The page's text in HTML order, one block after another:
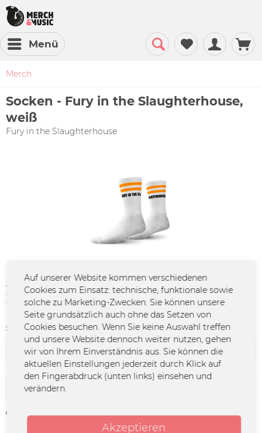
Menü
Merch
Socken - Fury in the Slaughterhouse,
weiß
Fury in the Slaughterhouse
24,99 € *
*inkl. MwSt.zzgl. Versandkosten
Sockengrößen:
Merken
Auf unserer Website kommen verschiedenen
Cookies zum Einsatz: technische, funktionale sowie
solche zu Marketing-Zwecken. Sie können unsere
Seite grundsätzlich auch ohne das Setzen von
Cookies besuchen. Wenn Sie keine Auswahl treffen
und unsere Website dennoch weiter nutzen, gehen
wir von Ihrem Einverständnis aus. Sie können die
aktuellen Einstellungen jederzeit durch Klick auf
den Fingerabdruck (unten links) einsehen und
verändern.
Akzeptieren